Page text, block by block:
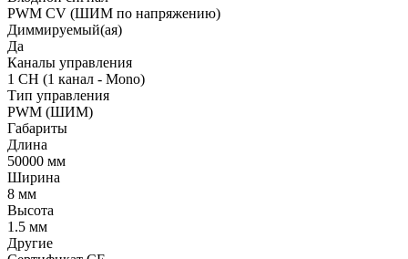
PWM СV (ШИМ по напряжению)
Диммируемый(ая)
Да
Каналы управления
1 CH (1 канал - Mono)
Тип управления
PWM (ШИМ)
Габариты
Длина
50000 мм
Ширина
8 мм
Высота
1.5 мм
Другие